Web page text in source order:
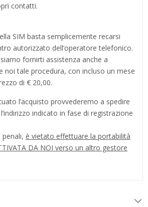
contatti.
SIM basta semplicemente recarsi
autorizzato dell’operatore telefonico.
fornirti assistenza anche a
noi tale procedura, con incluso un mese
di € 20,00.
l’acquisto provvederemo a spedire
indicato in fase di registrazione
è vietato effettuare la portabilità
DA NOI verso un altro gestore